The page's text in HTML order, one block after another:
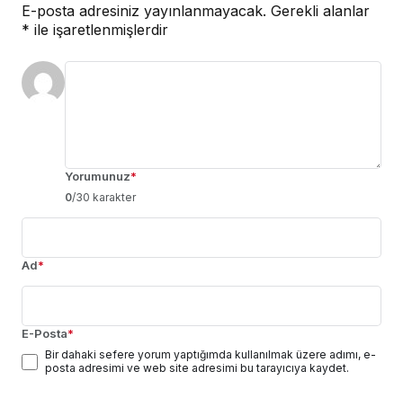
E-posta adresiniz yayınlanmayacak. Gerekli alanlar
* ile işaretlenmişlerdir
Yorumunuz*
0/30 karakter
Ad*
E-Posta*
Bir dahaki sefere yorum yaptığımda kullanılmak üzere adımı, e-
posta adresimi ve web site adresimi bu tarayıcıya kaydet.